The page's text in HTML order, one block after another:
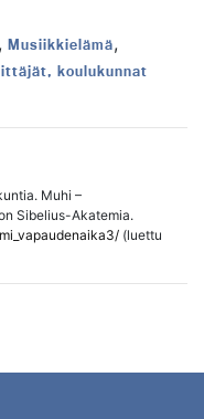
, Teema:
Musiikkielämä,
koulukunnat
Muhi –
Sibelius-Akatemia.
(luettu